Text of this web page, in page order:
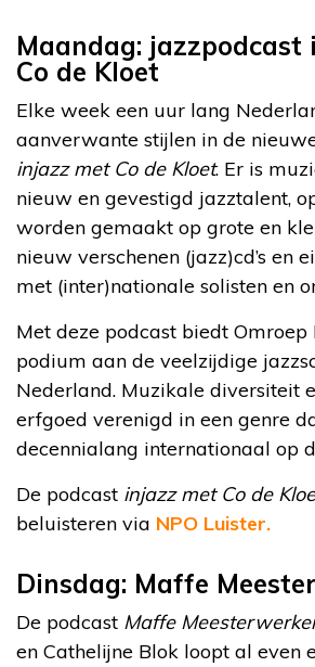
Maandag: jazzpodcast
Co de Kloet
Elke week een uur lang
aanverwante stijlen in de
injazz met Co de Kloet. Er is
nieuw en gevestigd jazztalent,
worden gemaakt op grote en
nieuw verschenen (jazz)cd’s en
met (inter)nationale solisten en
Met deze podcast biedt Omroep
podium aan de veelzijdige
Nederland. Muzikale diversiteit
erfgoed verenigd in een genre
decennialang internationaal op
De podcast injazz met Co de
beluisteren via NPO Luister.
Dinsdag: Maffe
De podcast Maffe
en Cathelijne Blok loopt al even